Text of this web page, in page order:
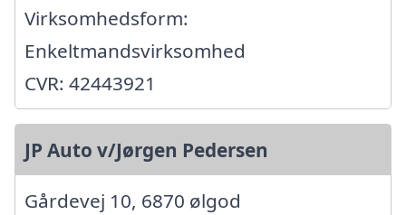
Virksomhedsform:
Enkeltmandsvirksomhed
CVR: 42443921
JP Auto v/Jørgen Pedersen
Gårdevej 10, 6870 ølgod